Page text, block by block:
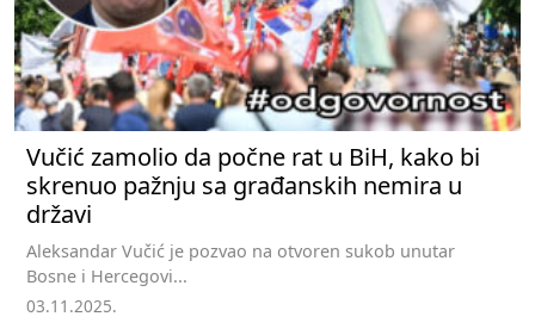
Vučić zamolio da počne rat u BiH, kako bi
skrenuo pažnju sa građanskih nemira u
državi
Aleksandar Vučić je pozvao na otvoren sukob unutar
Bosne i Hercegovi...
03.11.2025.